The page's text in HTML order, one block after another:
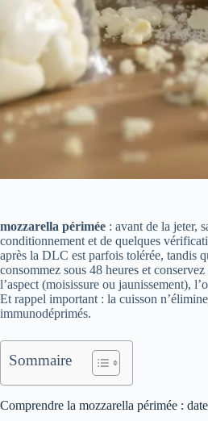
mozzarella périmée : avant de la jeter,
conditionnement et de quelques
après la DLC est parfois tolérée, tandis
consommez sous 48 heures et
l’aspect (moisissure ou jaunissement),
Et rappel important : la cuisson
immunodéprimés.
Sommaire
Comprendre la mozzarella périmée :